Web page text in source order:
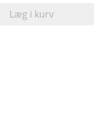
Læg i kurv